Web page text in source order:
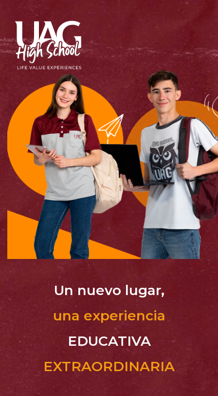
Un nuevo lugar,
una experiencia
EDUCATIVA
EXTRAORDINARIA